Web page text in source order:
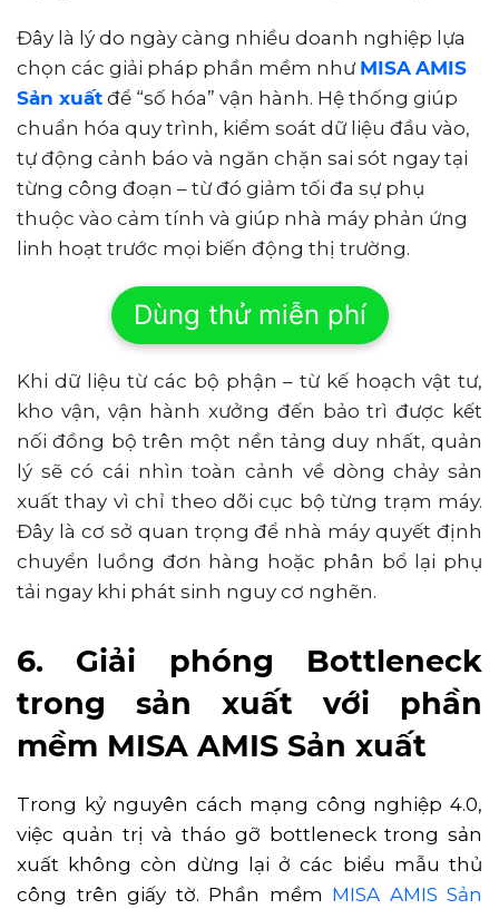
Đây là lý do ngày càng nhiều doanh nghiệp lựa
chọn các giải pháp phần mềm như MISA AMIS
Sản xuất để “số hóa” vận hành. Hệ thống giúp
chuẩn hóa quy trình, kiểm soát dữ liệu đầu vào,
tự động cảnh báo và ngăn chặn sai sót ngay tại
từng công đoạn – từ đó giảm tối đa sự phụ
thuộc vào cảm tính và giúp nhà máy phản ứng
linh hoạt trước mọi biến động thị trường.
Dùng thử miễn phí
Khi dữ liệu từ các bộ phận – từ kế hoạch vật tư,
kho vận, vận hành xưởng đến bảo trì được kết
nối đồng bộ trên một nền tảng duy nhất, quản
lý sẽ có cái nhìn toàn cảnh về dòng chảy sản
xuất thay vì chỉ theo dõi cục bộ từng trạm máy.
Đây là cơ sở quan trọng để nhà máy quyết định
chuyển luồng đơn hàng hoặc phân bổ lại phụ
tải ngay khi phát sinh nguy cơ nghẽn.
6. Giải phóng Bottleneck
trong sản xuất với phần
mềm MISA AMIS Sản xuất
Trong kỷ nguyên cách mạng công nghiệp 4.0,
việc quản trị và tháo gỡ bottleneck trong sản
xuất không còn dừng lại ở các biểu mẫu thủ
công trên giấy tờ. Phần mềm MISA AMIS Sản